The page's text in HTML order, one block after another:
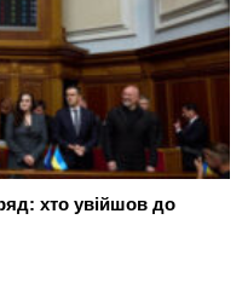
хто увійшов до